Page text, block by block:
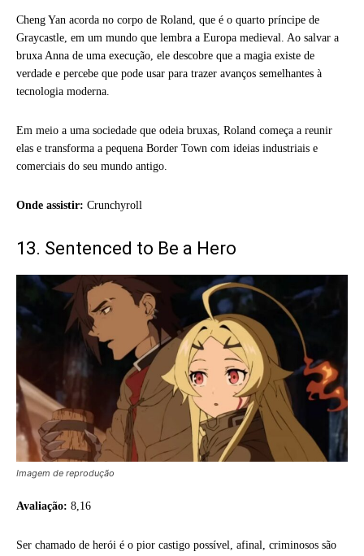
Cheng Yan acorda no corpo de Roland, que é o quarto príncipe de
Graycastle, em um mundo que lembra a Europa medieval. Ao salvar a
bruxa Anna de uma execução, ele descobre que a magia existe de
verdade e percebe que pode usar para trazer avanços semelhantes à
tecnologia moderna.
Em meio a uma sociedade que odeia bruxas, Roland começa a reunir
elas e transforma a pequena Border Town com ideias industriais e
comerciais do seu mundo antigo.
Onde assistir: Crunchyroll
13. Sentenced to Be a Hero
Imagem de reprodução
Avaliação: 8,16
Ser chamado de herói é o pior castigo possível, afinal, criminosos são